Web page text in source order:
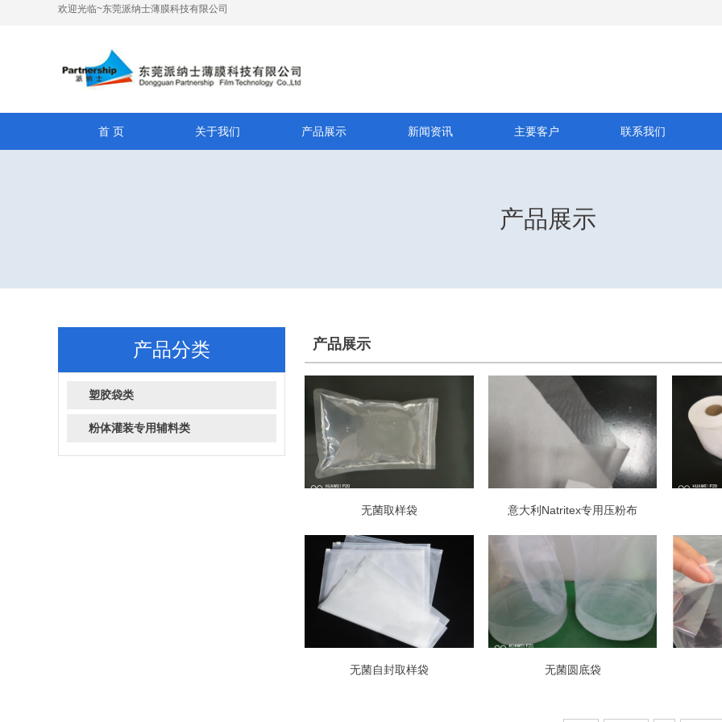
欢迎光临~东莞派纳士薄膜科技有限公司
首 页 关于我们 产品展示 新闻资讯 主要客户 联系我们
产品展示
产品分类
塑胶袋类
粉体灌装专用辅料类
产品展示
无菌取样袋 意大利Natritex专用压粉布
无菌自封取样袋 无菌圆底袋